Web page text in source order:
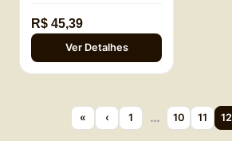
R$ 45,39
Ver Detalhes
« ‹ 1 … 10 11 12